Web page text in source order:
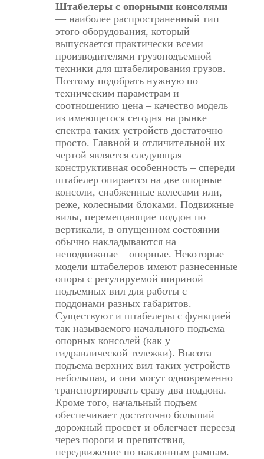
Штабелеры с опорными консолями
— наиболее распространенный тип
этого оборудования, который
выпускается практически всеми
производителями грузоподъемной
техники для штабелирования грузов.
Поэтому подобрать нужную по
техническим параметрам и
соотношению цена – качество модель
из имеющегося сегодня на рынке
спектра таких устройств достаточно
просто. Главной и отличительной их
чертой является следующая
конструктивная особенность – спереди
штабелер опирается на две опорные
консоли, снабженные колесами или,
реже, колесными блоками. Подвижные
вилы, перемещающие поддон по
вертикали, в опущенном состоянии
обычно накладываются на
неподвижные – опорные. Некоторые
модели штабелеров имеют разнесенные
опоры с регулируемой шириной
подъемных вил для работы с
поддонами разных габаритов.
Существуют и штабелеры с функцией
так называемого начального подъема
опорных консолей (как у
гидравлической тележки). Высота
подъема верхних вил таких устройств
небольшая, и они могут одновременно
транспортировать сразу два поддона.
Кроме того, начальный подъем
обеспечивает достаточно больший
дорожный просвет и облегчает переезд
через пороги и препятствия,
передвижение по наклонным рампам.